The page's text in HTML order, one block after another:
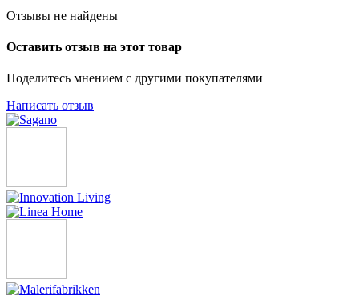
Отзывы не найдены
Оставить отзыв на этот товар
Поделитесь мнением с другими покупателями
Написать отзыв